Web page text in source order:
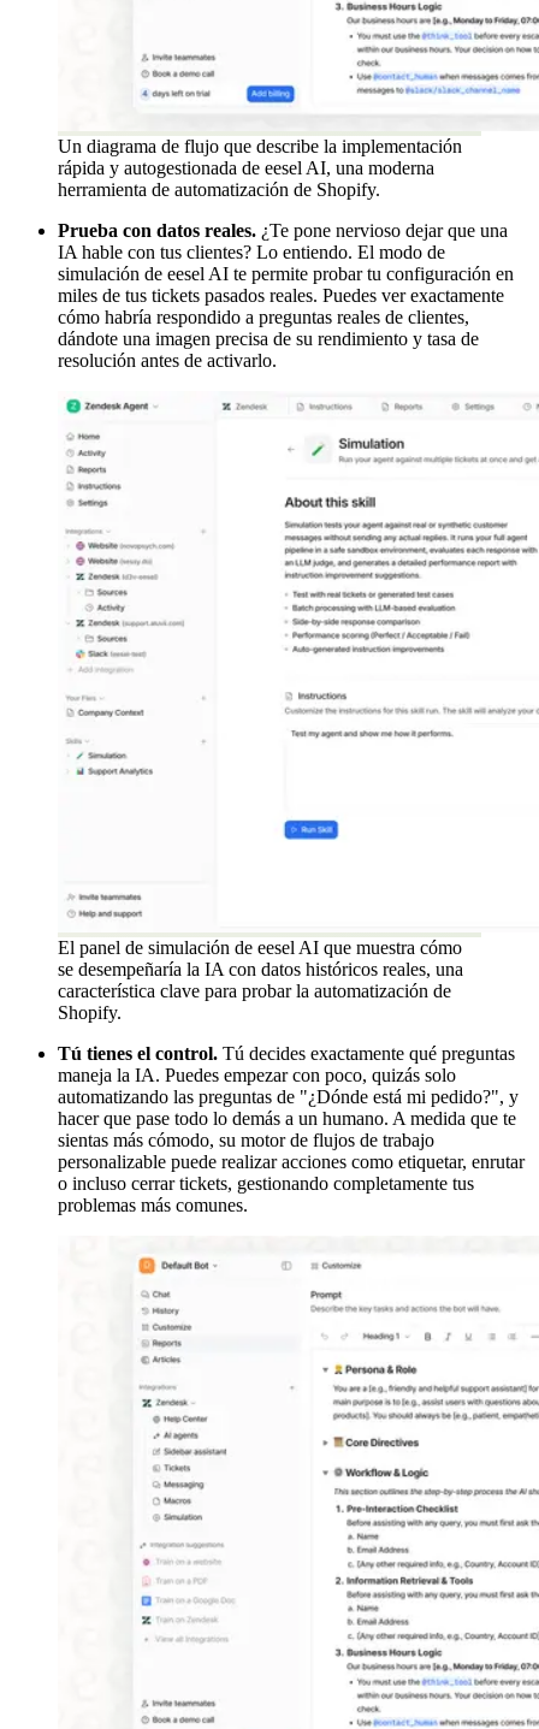
Un diagrama de flujo que describe la implementación
rápida y autogestionada de eesel AI, una moderna
herramienta de automatización de Shopify.
Prueba con datos reales. ¿Te pone nervioso dejar que una
IA hable con tus clientes? Lo entiendo. El modo de
simulación de eesel AI te permite probar tu configuración en
miles de tus tickets pasados reales. Puedes ver exactamente
cómo habría respondido a preguntas reales de clientes,
dándote una imagen precisa de su rendimiento y tasa de
resolución antes de activarlo.
El panel de simulación de eesel AI que muestra cómo
se desempeñaría la IA con datos históricos reales, una
característica clave para probar la automatización de
Shopify.
Tú tienes el control. Tú decides exactamente qué preguntas
maneja la IA. Puedes empezar con poco, quizás solo
automatizando las preguntas de "¿Dónde está mi pedido?", y
hacer que pase todo lo demás a un humano. A medida que te
sientas más cómodo, su motor de flujos de trabajo
personalizable puede realizar acciones como etiquetar, enrutar
o incluso cerrar tickets, gestionando completamente tus
problemas más comunes.